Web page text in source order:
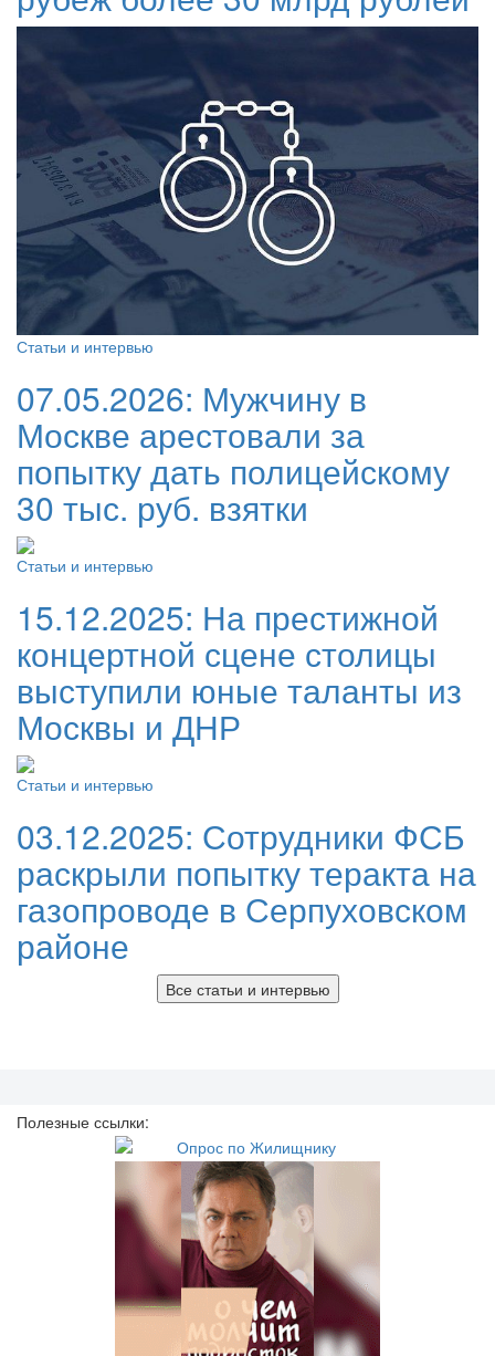
Статьи и интервью
07.05.2026: Мужчину в
Москве арестовали за
попытку дать полицейскому
30 тыс. руб. взятки
Статьи и интервью
15.12.2025: На престижной
концертной сцене столицы
выступили юные таланты из
Москвы и ДНР
Статьи и интервью
03.12.2025: Сотрудники ФСБ
раскрыли попытку теракта на
газопроводе в Серпуховском
районе
Все статьи и интервью
Полезные ссылки: